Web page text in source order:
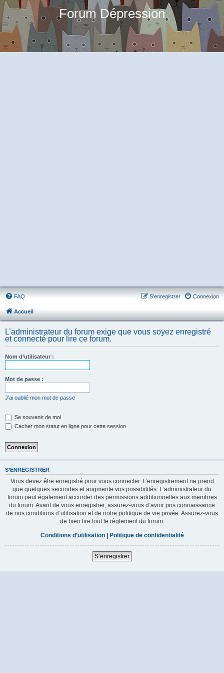
Forum Dépression
FAQ Connexion
S’enregistrer
Accueil
L’administrateur du forum exige que vous soyez enregistré
et connecté pour lire ce forum.
Nom d’utilisateur :
Mot de passe :
J’ai oublié mon mot de passe
Se souvenir de moi
Cacher mon statut en ligne pour cette session
S’ENREGISTRER
Vous devez être enregistré pour vous connecter. L’enregistrement ne prend
que quelques secondes et augmente vos possibilités. L’administrateur du
forum peut également accorder des permissions additionnelles aux membres
du forum. Avant de vous enregistrer, assurez-vous d’avoir pris connaissance
de nos conditions d’utilisation et de notre politique de vie privée. Assurez-vous
de bien lire tout le règlement du forum.
Conditions d’utilisation| Politique de confidentialité
S’enregistrer